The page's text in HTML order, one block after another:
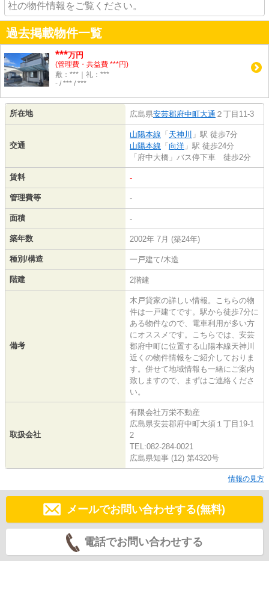
社の物件情報をご覧ください。
過去掲載物件一覧
***万円
(管理費・共益費 ***円)
敷：***｜礼：***
- / *** / ***
所在地 広島県安芸郡府中町大通 ２丁目11-3
交通
山陽本線 「 天神川 」駅 徒歩7分
山陽本線 「 向洋 」駅 徒歩24分
「府中大橋」バス停下車 徒歩2分
賃料 -
管理費等 -
面積 -
築年数 2002年 7月 (築24年)
種別/構造 一戸建て/木造
階建 2階建
備考
木戸貸家の詳しい情報。こちらの物
件は一戸建てです。駅から徒歩7分に
ある物件なので、電車利用が多い方
にオススメです。こちらでは、安芸
郡府中町に位置する山陽本線天神川
近くの物件情報をご紹介しておりま
す。併せて地域情報も一緒にご案内
致しますので、まずはご連絡くださ
い。
取扱会社
有限会社万栄不動産
広島県安芸郡府中町大須１丁目19-1
2
TEL:082-284-0021
広島県知事 (12) 第4320号
情報の見方
メールでお問い合わせする(無料)
電話でお問い合わせする